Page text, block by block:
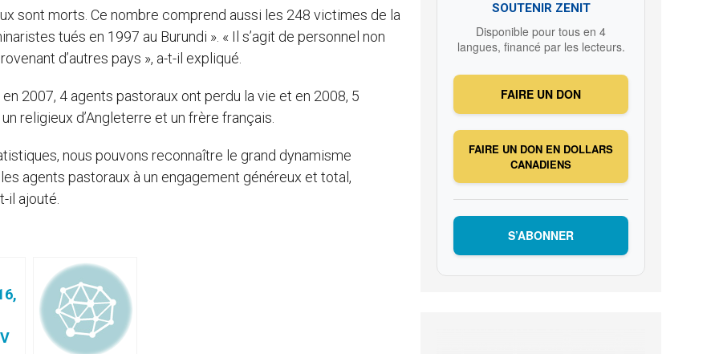
sont morts. Ce nombre comprend aussi les 248 victimes de la
tués en 1997 au Burundi ». « Il s’agit de personnel non
d’autres pays », a-t-il expliqué.
2007, 4 agents pastoraux ont perdu la vie et en 2008, 5
religieux d’Angleterre et un frère français.
nous pouvons reconnaître le grand dynamisme
agents pastoraux à un engagement généreux et total,
il ajouté.
SOUTENIR ZENIT
Disponible pour tous en 4
langues, financé par les lecteurs.
FAIRE UN DON
FAIRE UN DON EN DOLLARS
CANADIENS
S’ABONNER